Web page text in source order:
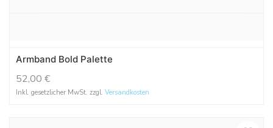
Armband Bold Palette
52,00 €
Inkl. gesetzlicher MwSt. zzgl. Versandkosten